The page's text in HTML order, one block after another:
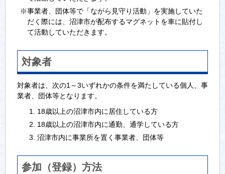
※事業者、団体等で「ながら見守り活動」を実施していた
だく際には、沼津市が配布するマグネットを車に貼付し
て活動していただきます。
対象者
対象者は、次の1～3いずれかの条件を満たしている個人、事
業者、団体等となります。
18歳以上の沼津市内に居住している方
18歳以上の沼津市内に通勤、通学している方
沼津市内に事業所を置く事業者、団体等
参加（登録）方法